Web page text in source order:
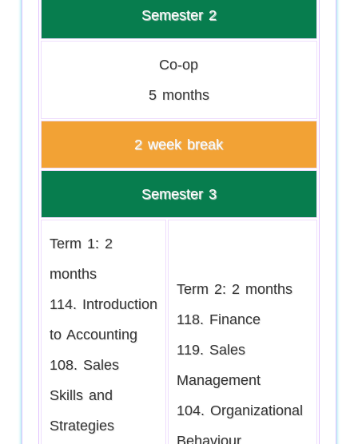
Semester 2
Co-op
5 months
2 week break
Semester 3
Term 1: 2
months
114. Introduction
to Accounting
108. Sales
Skills and
Strategies
Term 2: 2 months
118. Finance
119. Sales
Management
104. Organizational
Behaviour